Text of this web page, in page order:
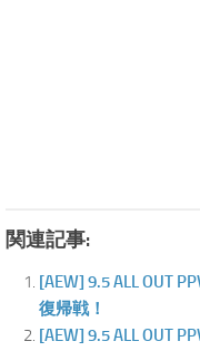
関連記事:
[AEW] 9.5 ALL OUT
復帰戦！
[AEW] 9.5 ALL OUT